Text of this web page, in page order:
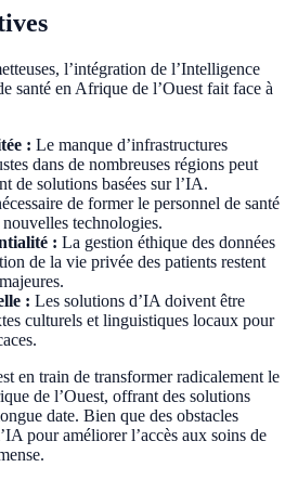
l’intégration de l’Intelligence
santé en Afrique de l’Ouest fait face à
: Le manque d’infrastructures
dans de nombreuses régions peut
de solutions basées sur l’IA.
de former le personnel de santé
technologies.
: La gestion éthique des données
de la vie privée des patients restent
: Les solutions d’IA doivent être
culturels et linguistiques locaux pour
en train de transformer radicalement le
de l’Ouest, offrant des solutions
date. Bien que des obstacles
pour améliorer l’accès aux soins de